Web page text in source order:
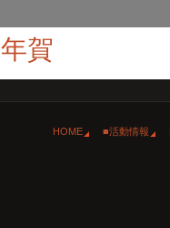
年賀
HOME ■活動情報